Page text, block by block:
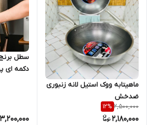
ماهیتابه ووک استیل لانه زنبوری
ضدخش
2,500,000
12%
2,180,000
دکمه ای
3,200,000